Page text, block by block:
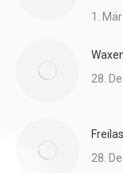
1.
28.
28.